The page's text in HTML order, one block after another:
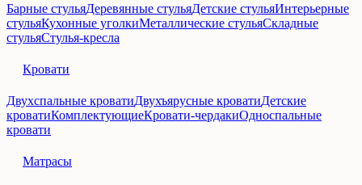
Барные стульяДеревянные стульяДетские стульяИнтерьерные
стульяКухонные уголкиМеталлические стульяСкладные
стульяСтулья-кресла
Кровати
Двухспальные кроватиДвухъярусные кроватиДетские
кроватиКомплектующиеКровати-чердакиОдноспальные
кровати
Матрасы